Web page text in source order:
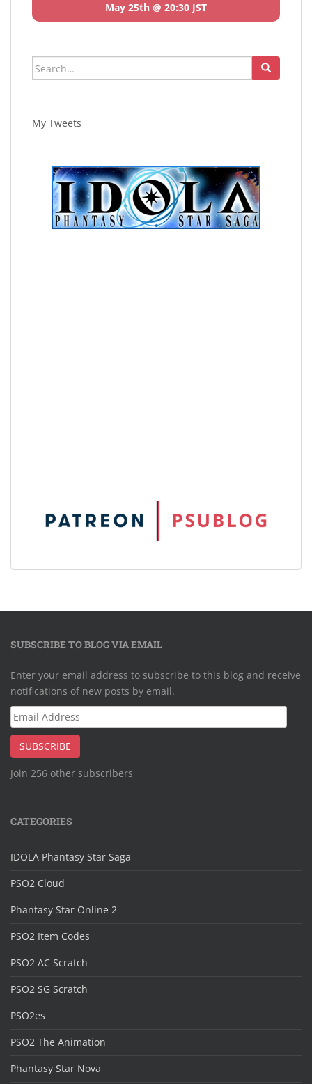
May 25th @ 20:30 JST
Search
for:
My Tweets
SUBSCRIBE TO BLOG VIA EMAIL
Enter your email address to subscribe to this blog and receive
notifications of new posts by email.
Email
Address
SUBSCRIBE
Join 256 other subscribers
CATEGORIES
IDOLA Phantasy Star Saga
PSO2 Cloud
Phantasy Star Online 2
PSO2 Item Codes
PSO2 AC Scratch
PSO2 SG Scratch
PSO2es
PSO2 The Animation
Phantasy Star Nova